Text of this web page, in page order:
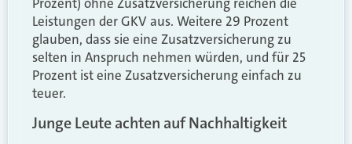
Leistungen der GKV aus. Weitere 29 Prozent
glauben, dass sie eine Zusatzversicherung zu
selten in Anspruch nehmen würden, und für 25
Prozent ist eine Zusatzversicherung einfach zu
teuer.
Junge Leute achten auf Nachhaltigkeit